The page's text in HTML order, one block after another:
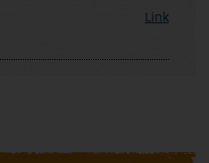
Link